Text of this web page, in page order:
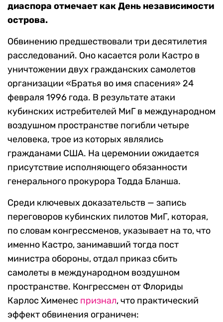
диаспора отмечает как День независимости
острова.
Обвинению предшествовали три десятилетия
расследований. Оно касается роли Кастро в
уничтожении двух гражданских самолетов
организации «Братья во имя спасения» 24
февраля 1996 года. В результате атаки
кубинских истребителей МиГ в международном
воздушном пространстве погибли четыре
человека, трое из которых являлись
гражданами США. На церемонии ожидается
присутствие исполняющего обязанности
генерального прокурора Тодда Бланша.
Среди ключевых доказательств — запись
переговоров кубинских пилотов МиГ, которая,
по словам конгрессменов, указывает на то, что
именно Кастро, занимавший тогда пост
министра обороны, отдал приказ сбить
самолеты в международном воздушном
пространстве. Конгрессмен от Флориды
Карлос Хименес признал, что практический
эффект обвинения ограничен: